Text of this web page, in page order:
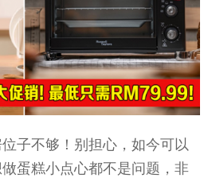
子不够！别担心，如今可以
蛋糕小点心都不是问题，非